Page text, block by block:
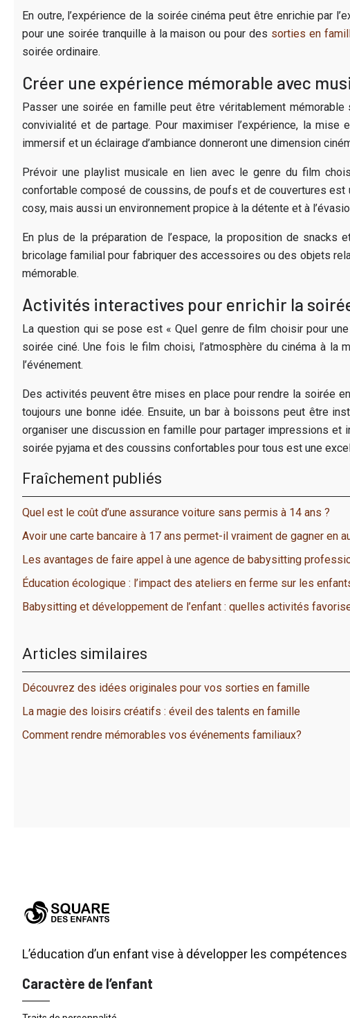
En outre, l’expérience de la soirée cinéma peut être enrichie par
pour une soirée tranquille à la maison ou pour des sorties en
soirée ordinaire.
Créer une expérience mémorable avec
Passer une soirée en famille peut être véritablement
convivialité et de partage. Pour maximiser l’expérience, la
immersif et un éclairage d’ambiance donneront une dimension
Prévoir une playlist musicale en lien avec le genre du film
confortable composé de coussins, de poufs et de couvertures est
cosy, mais aussi un environnement propice à la détente et à
En plus de la préparation de l’espace, la proposition de
bricolage familial pour fabriquer des accessoires ou des objets
mémorable.
Activités interactives pour enrichir la
La question qui se pose est « Quel genre de film choisir pour
soirée ciné. Une fois le film choisi, l’atmosphère du cinéma à la
l’événement.
Des activités peuvent être mises en place pour rendre la soirée
toujours une bonne idée. Ensuite, un bar à boissons peut être
organiser une discussion en famille pour partager impressions et
soirée pyjama et des coussins confortables pour tous est une
Fraîchement publiés
Quel est le coût d’une assurance voiture sans permis à 14 ans ?
Avoir une carte bancaire à 17 ans permet-il vraiment de gagner en
Les avantages de faire appel à une agence de babysitting
Éducation écologique : l’impact des ateliers en ferme sur les
Babysitting et développement de l’enfant : quelles activités
Articles similaires
Découvrez des idées originales pour vos sorties en famille
La magie des loisirs créatifs : éveil des talents en famille
Comment rendre mémorables vos événements familiaux?
L’éducation d’un enfant vise à développer les
Caractère de l’enfant